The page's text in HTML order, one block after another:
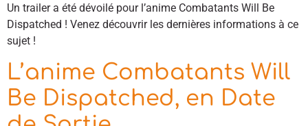
Un trailer a été dévoilé pour l’anime Combatants Will Be
Dispatched ! Venez découvrir les dernières informations à ce
sujet !
L’anime Combatants Will
Be Dispatched, en Date